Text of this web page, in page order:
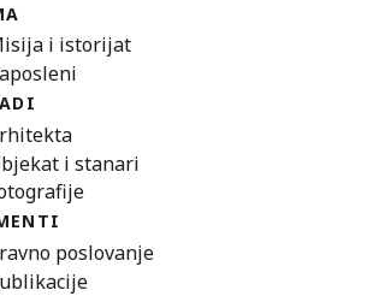
i istorijat
i stanari
poslovanje